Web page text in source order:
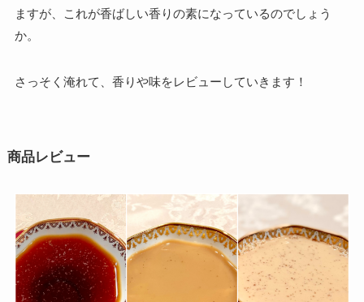
ますが、これが香ばしい香りの素になっているのでしょう
か。
さっそく淹れて、香りや味をレビューしていきます！
商品レビュー